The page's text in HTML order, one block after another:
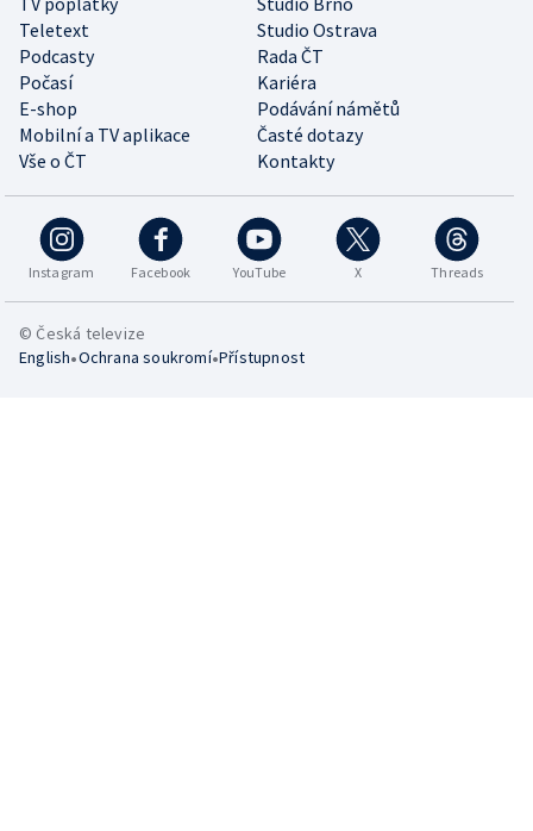
Teletext
Studio Ostrava
Podcasty
Rada ČT
Počasí
Kariéra
E-shop
Podávání námětů
Mobilní a TV aplikace
Časté dotazy
Vše o ČT
Kontakty
Instagram Facebook YouTube X Threads
© Česká televize
English•Ochrana soukromí•Přístupnost